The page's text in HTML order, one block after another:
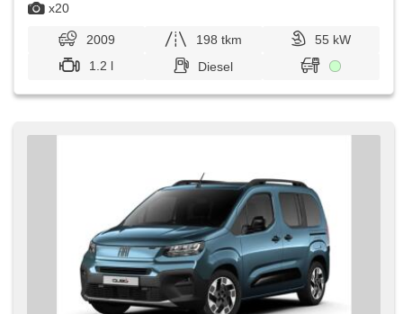
x20
2009 198 tkm
55 kW
1.2 l
Diesel